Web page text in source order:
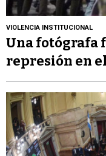
VIOLENCIA INSTITUCIONAL
Una fotógrafa
represión en